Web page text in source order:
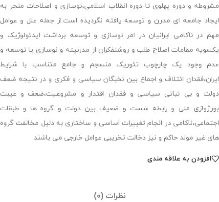
مشروطه و دوره پهلوی تا دوره انقلاب اسلامی،نوسازی و اصلاحات منجر به
ایجاد جامعه ای مدرن و توسعه یافته نگردیده است.از جمله علل و عوامل
مهم در ناکامی ایرانیان در امر نوسازی و توسعه برداشت ایدئولوژیک و
یکسویه مقامات اصلاح طلب و روشنفکران از مدرنیته و نوسازی یا توسعه و
عدم وجود یک چارچوب تئوریک منسجم و جامع متناسب با شرایط
ایران،فقدان ائتلاف و اجماع بین نخبگان سیاسی و فکری و در نتیجه ضعف
دولت و بی ثباتی سیاسی و فقدان اقتدار و مشروعیت،ضعف و غیبت
بورژوازی ملی و رابطه سست و ضعیف بین دولت و گروه ها و طبقات
اجتماعی،ناکامی در انجام تغییرات اساسی و ساختاری به دلیل مخالفت گروه
های غیر مولد حاکم و نیز دخالت تخریبی عوامل خارجی می باشند.
افزودن به علاقه مندی
نظرات (0)